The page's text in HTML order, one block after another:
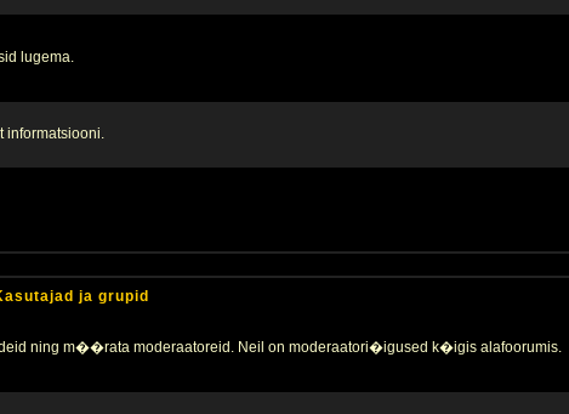
lugema.
informatsiooni.
ja grupid
ning m��rata moderaatoreid. Neil on moderaatori�igused k�igis alafoorumis.